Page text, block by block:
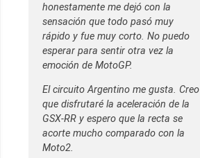
honestamente me dejó con la
sensación que todo pasó muy
rápido y fue muy corto. No puedo
esperar para sentir otra vez la
emoción de MotoGP.
El circuito Argentino me gusta. Creo
que disfrutaré la aceleración de la
GSX-RR y espero que la recta se
acorte mucho comparado con la
Moto2.